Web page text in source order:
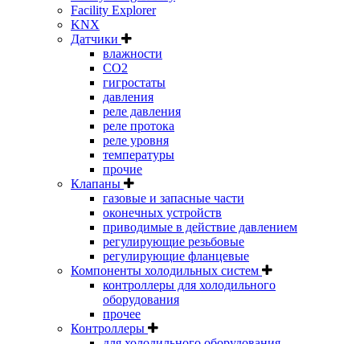
Facility Explorer
KNX
Датчики
влажности
CO2
гигростаты
давления
реле давления
реле протока
реле уровня
температуры
прочие
Клапаны
газовые и запасные части
оконечных устройств
приводимые в действие давлением
регулирующие резьбовые
регулирующие фланцевые
Компоненты холодильных систем
контроллеры для холодильного
оборудования
прочее
Контроллеры